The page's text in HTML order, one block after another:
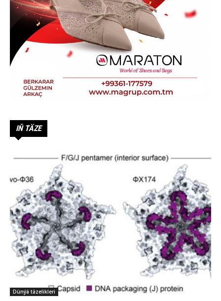
IŇ TÄZE
Dünýä täzelikleri